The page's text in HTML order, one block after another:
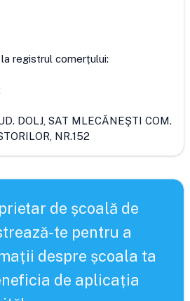
registrul comerțului:
DOLJ, SAT MLECĂNEŞTI COM.
NR.152
de școală de
te pentru a
despre școala ta
de aplicația